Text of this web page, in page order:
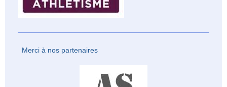
Merci à nos partenaires